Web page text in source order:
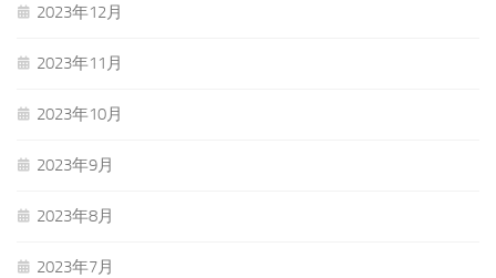
2023年12月
2023年11月
2023年10月
2023年9月
2023年8月
2023年7月